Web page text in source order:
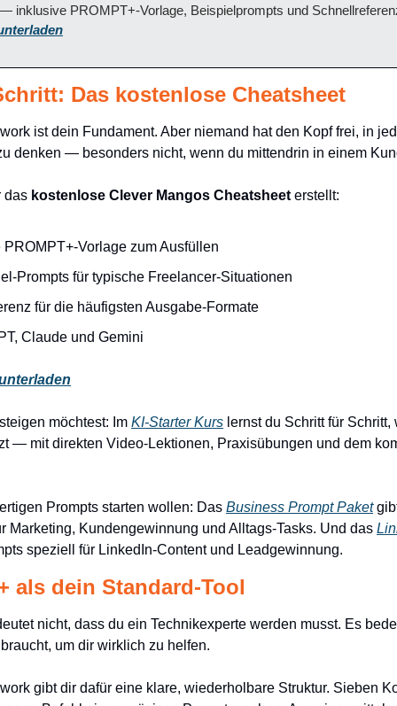
inklusive PROMPT+-Vorlage, Beispielprompts und
Das kostenlose Cheatsheet
ist dein Fundament. Aber niemand hat den Kopf frei, in
denken — besonders nicht, wenn du mittendrin in einem
das kostenlose Clever Mangos Cheatsheet erstellt:
Vorlage zum Ausfüllen
Prompts für typische Freelancer-Situationen
für die häufigsten Ausgabe-Formate
Claude und Gemini
möchtest: Im KI-Starter Kurs lernst du Schritt für
— mit direkten Video-Lektionen, Praxisübungen und dem
Prompts starten wollen: Das Business Prompt Paket
Marketing, Kundengewinnung und Alltags-Tasks. Und das
speziell für LinkedIn-Content und Leadgewinnung.
als dein Standard-Tool
nicht, dass du ein Technikexperte werden musst. Es
um dir wirklich zu helfen.
gibt dir dafür eine klare, wiederholbare Struktur. Sieben